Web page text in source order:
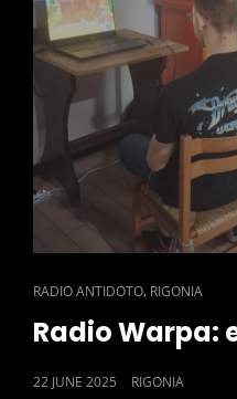
CAT
LINKS
RADIO ANTIDOTO, RIGONIA
Radio Warpa:
POSTED
22 JUNE 2025 RIGONIA